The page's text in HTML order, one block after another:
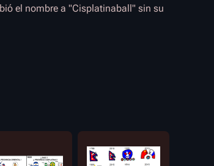
el nombre a "Cisplatinaball" sin su